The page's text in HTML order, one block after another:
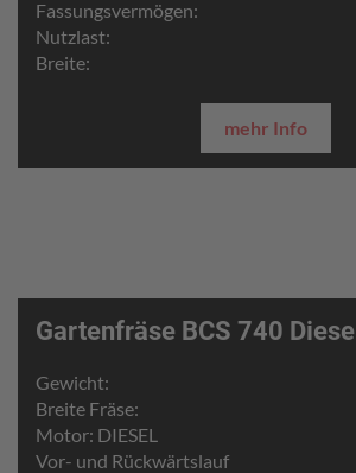
Fassungsvermögen:
Nutzlast:
Breite:
mehr Info
Gartenfräse BCS 740 Diesel
Gewicht:
Breite Fräse:
Motor: DIESEL
Vor- und Rückwärtslauf